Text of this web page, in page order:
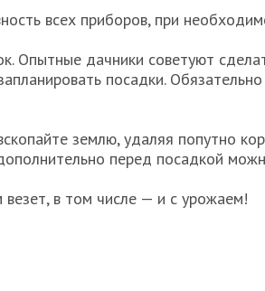
всех приборов, при
Опытные дачники советуют
посадки.
землю, удаляя попутно
перед посадкой
везет, в том числе — и с урожаем!